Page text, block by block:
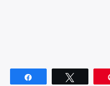
Partagez Tweetez